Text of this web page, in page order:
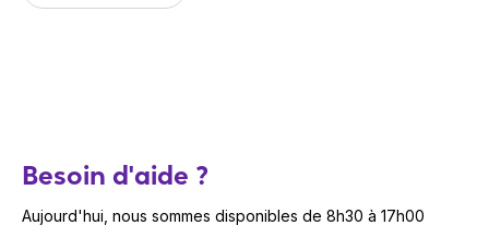
Besoin d'aide ?
Aujourd'hui, nous sommes disponibles de 8h30 à 17h00